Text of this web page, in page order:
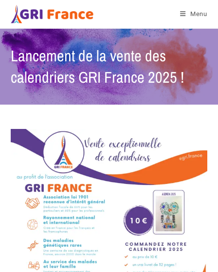
Menu
Lancement de la vente des
calendriers GRI France 2025 !